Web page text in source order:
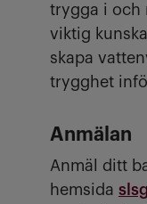
trygga i och
viktig
skapa
trygghet
Anmälan
Anmäl ditt
hemsida